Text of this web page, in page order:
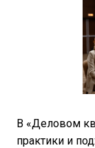
В «Деловом
практики и